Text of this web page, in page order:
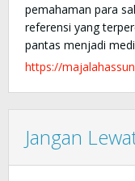
pemahaman para
referensi yang
pantas menjadi
https://
Jangan